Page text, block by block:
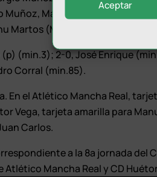
Aceptar
Muñoz, Manu Oro (Carlos
Martos (Marcos, min.75).
(p) (min.3); 2-0, José Enrique
Corral (min.85).
En el Atlético Mancha Real,
Vega, tarjeta amarilla para
Carlos.
a la 8ª jornada del
Atlético Mancha Real y CD